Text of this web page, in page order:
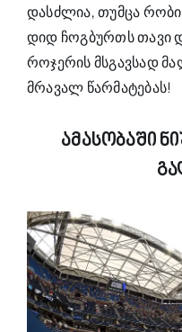
დასძლია, თუმცა
დიდ ჩოგბურთს თავი
როჯერის მსგავსად
მრავალ წარმატებას!
ამასობაში